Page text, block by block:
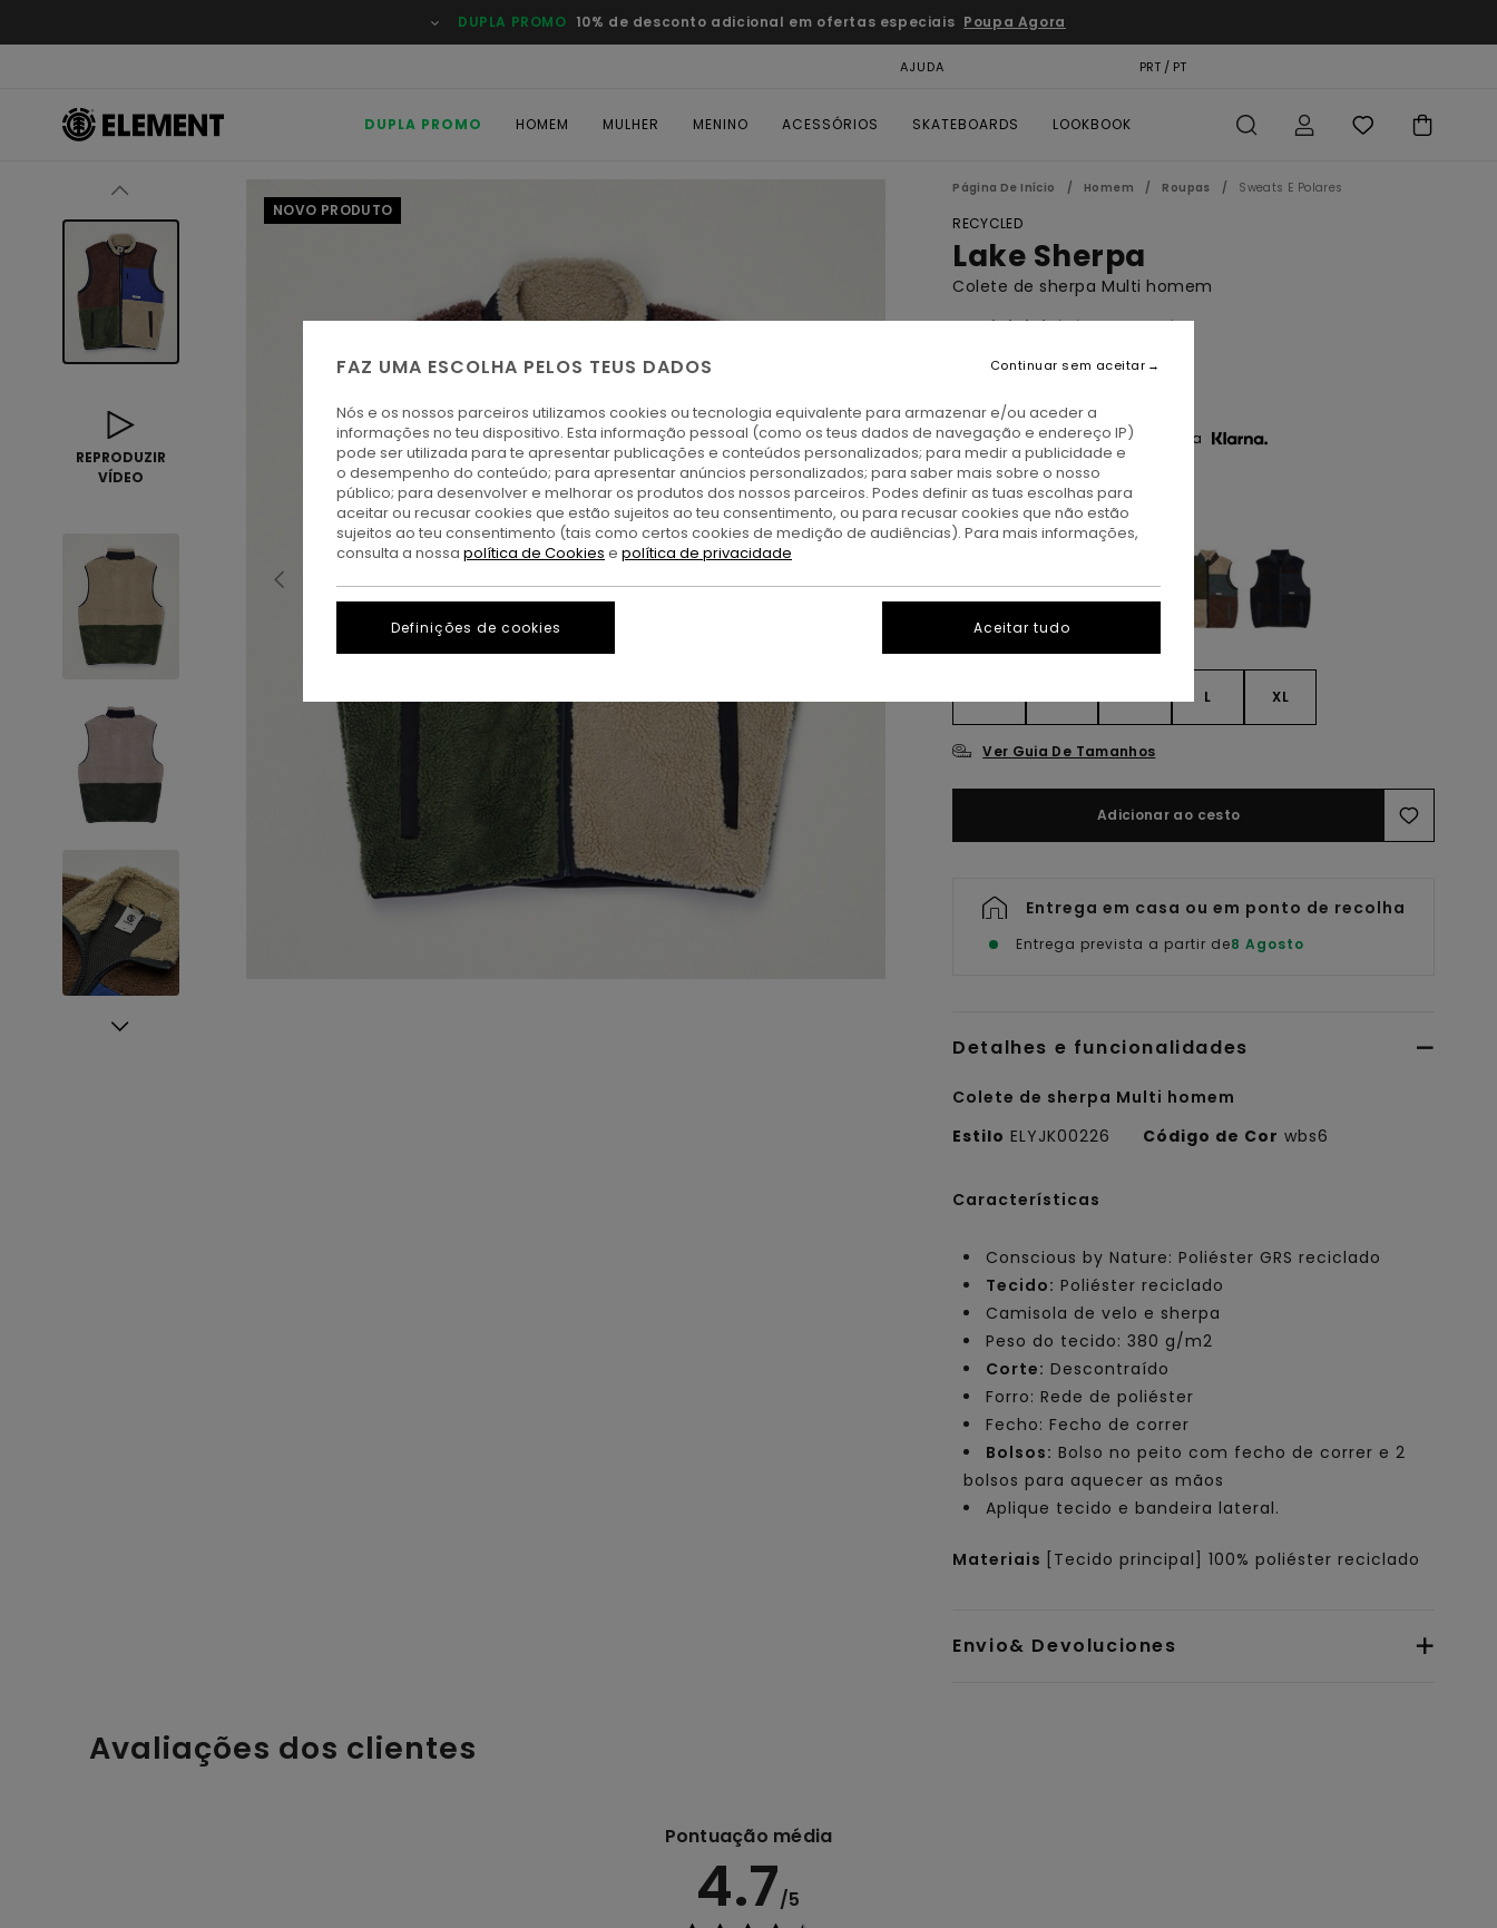
a
DUPLA PROMO 10% de desconto adicional em ofertas especiais Poupa Agora
AJUDA PRT / PT
DUPLA PROMO HOMEM MULHER MENINO ACESSÓRIOS SKATEBOARDS LOOKBOOK
REPRODUZIR
VÍDEO
NOVO PRODUTO
Página De Início Homem Roupas Sweats E Polares
RECYCLED
Lake Sherpa
Colete de sherpa Multi homem
4.7
ECO-BONUS
Paga 3 x € 40,00 sem juros com a
CorMulti
L XL
Ver Guia De Tamanhos
Adicionar ao cesto
Entrega em casa ou em ponto de recolha
Entrega prevista a partir de8 Agosto
Detalhes e funcionalidades
Colete de sherpa Multi homem
Estilo ELYJK00226 Código de Cor wbs6
Características
Conscious by Nature: Poliéster GRS reciclado
Tecido: Poliéster reciclado
Camisola de velo e sherpa
Peso do tecido: 380 g/m2
Corte: Descontraído
Forro: Rede de poliéster
Fecho: Fecho de correr
Bolsos: Bolso no peito com fecho de correr e 2
bolsos para aquecer as mãos
Aplique tecido e bandeira lateral.
Materiais [Tecido principal] 100% poliéster reciclado
Envio& Devoluciones
Avaliações dos clientes
Pontuação média
4.7/5
FAZ UMA ESCOLHA PELOS TEUS DADOS
Nós e os nossos parceiros utilizamos cookies ou tecnologia equivalente para armazenar e/ou aceder a
informações no teu dispositivo. Esta informação pessoal (como os teus dados de navegação e endereço IP)
pode ser utilizada para te apresentar publicações e conteúdos personalizados; para medir a publicidade e
o desempenho do conteúdo; para apresentar anúncios personalizados; para saber mais sobre o nosso
público; para desenvolver e melhorar os produtos dos nossos parceiros. Podes definir as tuas escolhas para
aceitar ou recusar cookies que estão sujeitos ao teu consentimento, ou para recusar cookies que não estão
sujeitos ao teu consentimento (tais como certos cookies de medição de audiências). Para mais informações,
consulta a nossa política de Cookies e política de privacidade
Definições de cookies
Continuar sem aceitar
Aceitar tudo